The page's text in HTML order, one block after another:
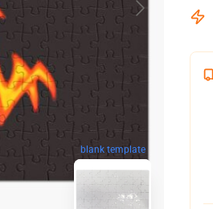
blank template